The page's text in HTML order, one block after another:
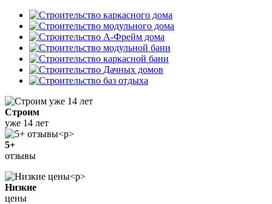
Строим
уже 14 лет
5+
отзывы
Низкие
цены